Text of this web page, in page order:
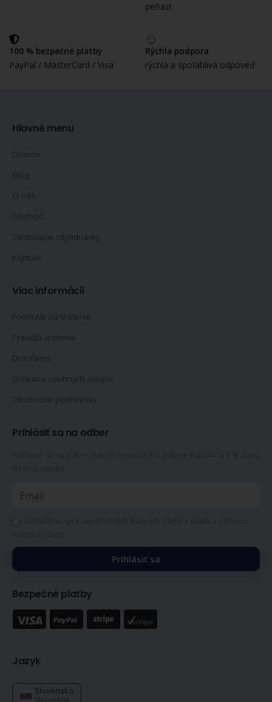
peňazí
100 % bezpečné platby
PayPal / MasterCard / Visa
Rýchla podpora
rýchla a spoľahlivá odpoveď
Hlavné menu
Domov
Blog
O nás
Obchod
Sledovanie objednávky
Kontakt
Viac informácií
Formulár na vrátenie
Pravidlá vrátenia
Doručenie
Ochrana osobných údajov
Obchodné podmienky
Prihlásiť sa na odber
Prihláste sa na odber našich e-noviniek a získajte kupón na 5 % zľavu
Súhlasím so spracovaním mojich osobných údajov v súlade s
Prihlásiť sa
Bezpečné platby
Jazyk
Slovensko
Slovenčina